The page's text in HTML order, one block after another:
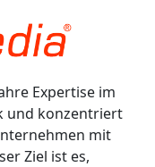
Expertise im
und konzentriert
mit
Ziel ist es,